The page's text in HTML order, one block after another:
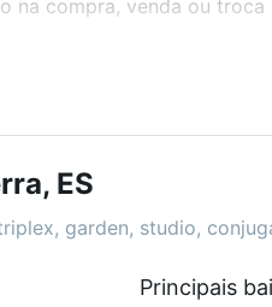
na compra, venda ou troca
academia, salão
no processo de compra,
ES
garden, studio,
Principais